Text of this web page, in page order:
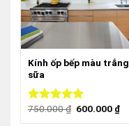
Kính ốp bếp màu trắng
sữa
Được xếp
750.000₫ 600.000 ₫